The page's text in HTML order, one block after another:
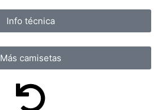
Info técnica
Más camisetas